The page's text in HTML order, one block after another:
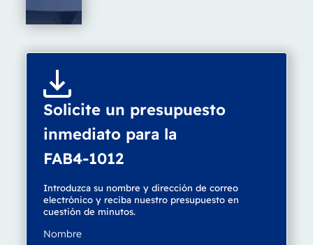
Solicite un presupuesto
inmediato para la
FAB4-1012
Introduzca su nombre y dirección de correo
electrónico y reciba nuestro presupuesto en
cuestión de minutos.